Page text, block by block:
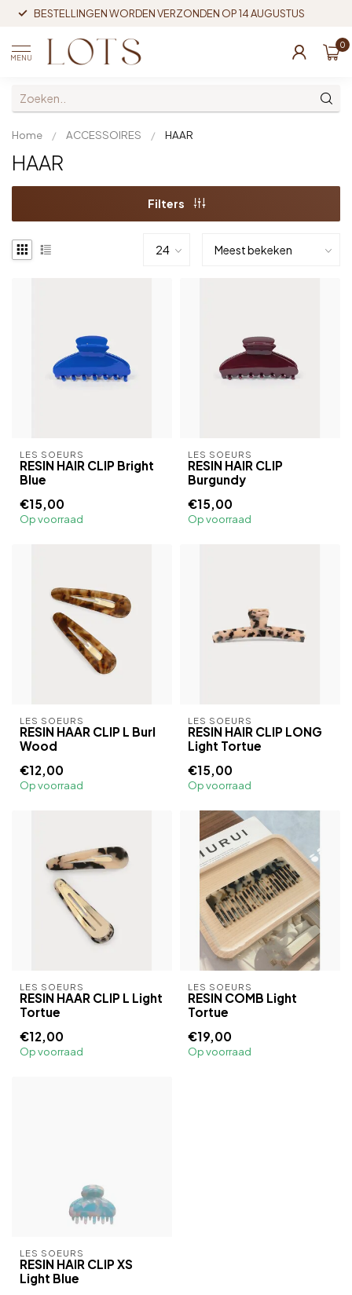
BESTELLINGEN WORDEN VERZONDEN OP 14 AUGUSTUS
MENU
0
Home / ACCESSOIRES / HAAR
HAAR
Filters
LES SOEURS
RESIN HAIR CLIP Bright
Blue
€15,00
Op voorraad
LES SOEURS
RESIN HAIR CLIP
Burgundy
€15,00
Op voorraad
LES SOEURS
RESIN HAAR CLIP L Burl
Wood
€12,00
Op voorraad
LES SOEURS
RESIN HAIR CLIP LONG
Light Tortue
€15,00
Op voorraad
LES SOEURS
RESIN HAAR CLIP L Light
Tortue
€12,00
Op voorraad
LES SOEURS
RESIN COMB Light
Tortue
€19,00
Op voorraad
LES SOEURS
RESIN HAIR CLIP XS
Light Blue